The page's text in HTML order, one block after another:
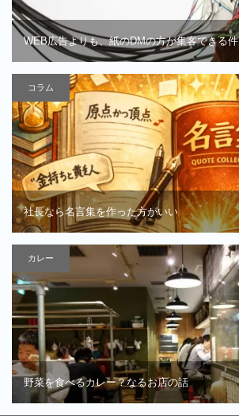
WEB広告よりも、紙のDMの方が集客できる件
コラム
社長なら名言集を作った方がいい
カレー
野菜を食べるカレー？なるお店の話